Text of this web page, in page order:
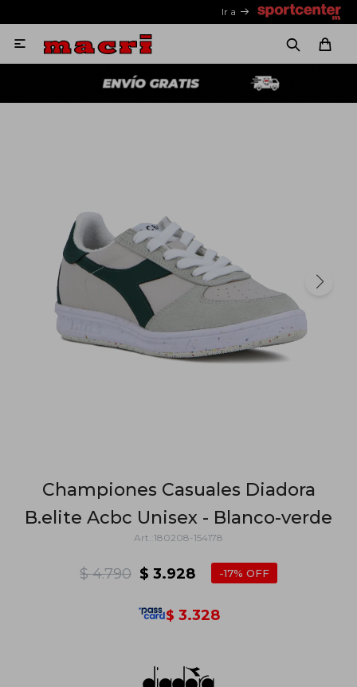
Ir a

Championes Casuales Diadora
B.elite Acbc Unisex - Blanco-verde
180208-154178
$ 3.928
$ 4.790 17
$ 3.328